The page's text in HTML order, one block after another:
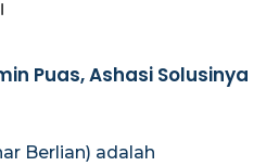
Puas, Ashasi Solusinya
Berlian) adalah